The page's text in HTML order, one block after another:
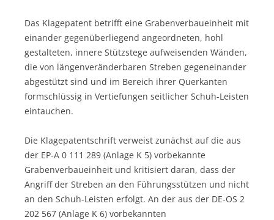
Das Klagepatent betrifft eine Grabenverbaueinheit mit
einander gegenüberliegend angeordneten, hohl
gestalteten, innere Stützstege aufweisenden Wänden,
die von längenveränderbaren Streben gegeneinander
abgestützt sind und im Bereich ihrer Querkanten
formschlüssig in Vertiefungen seitlicher Schuh-Leisten
eintauchen.
Die Klagepatentschrift verweist zunächst auf die aus
der EP-A 0 111 289 (Anlage K 5) vorbekannte
Grabenverbaueinheit und kritisiert daran, dass der
Angriff der Streben an den Führungsstützen und nicht
an den Schuh-Leisten erfolgt. An der aus der DE-OS 2
202 567 (Anlage K 6) vorbekannten